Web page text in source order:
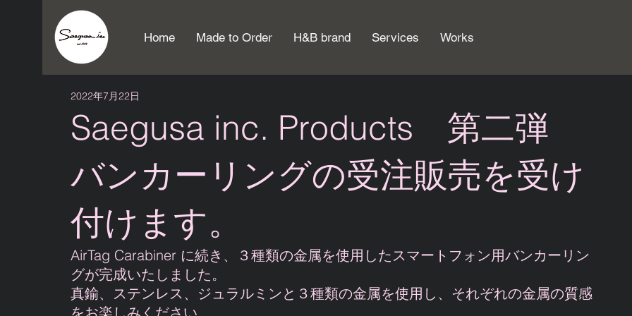
Home Made to Order H&B brand Services Works
Saegusa inc. Products 第二弾
バンカーリングの受注販売を受け
付けます。
2022年7月22日
AirTag Carabiner に続き、３種類の金属を使用したスマートフォン用バンカーリン
グが完成いたしました。
真鍮、ステンレス、ジュラルミンと３種類の金属を使用し、それぞれの金属の質感
をお楽しみください。